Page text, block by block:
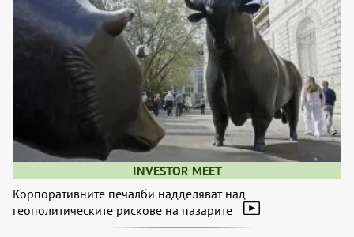
INVESTOR MEET
Корпоративните печалби надделяват над
геополитическите рискове на пазарите